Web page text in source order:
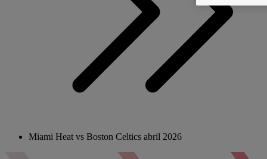
Miami Heat vs Boston Celtics abril 2026